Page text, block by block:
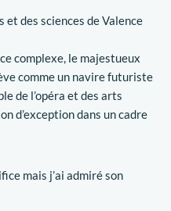
complexe, le majestueux
comme un navire futuriste
de l’opéra et des arts
d’exception dans un cadre
mais j’ai admiré son